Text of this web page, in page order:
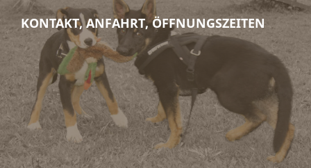
KONTAKT, ANFAHRT, ÖFFNUNGSZEITEN